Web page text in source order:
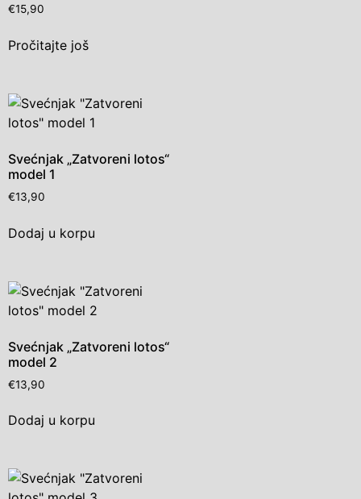
€15,90
Pročitajte još
Svećnjak „Zatvoreni lotos“
model 1
€13,90
Dodaj u korpu
Svećnjak „Zatvoreni lotos“
model 2
€13,90
Dodaj u korpu